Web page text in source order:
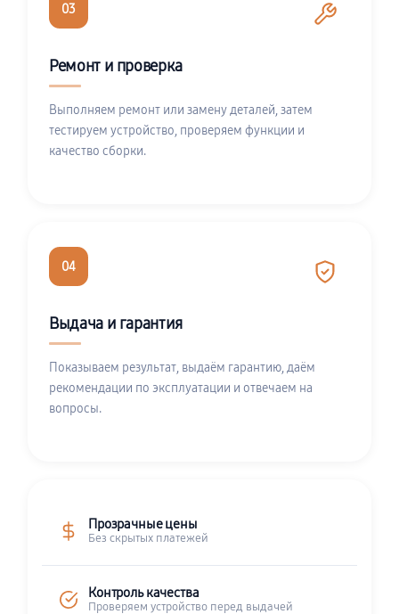
03
Ремонт и проверка
Выполняем ремонт или замену деталей, затем
тестируем устройство, проверяем функции и
качество сборки.
04
Выдача и гарантия
Показываем результат, выдаём гарантию, даём
рекомендации по эксплуатации и отвечаем на
вопросы.
Прозрачные цены
Без скрытых платежей
Контроль качества
Проверяем устройство перед выдачей